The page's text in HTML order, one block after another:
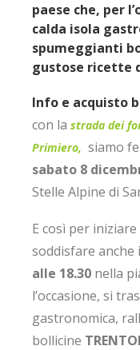
paese che, per
calda isola
spumeggianti
gustose ricette
Info e acquisto
con la strada dei
Primiero, siamo
sabato 8
Stelle Alpine di
E così per
soddisfare
alle 18.30 nella
l’occasione, si
gastronomica,
bollicine